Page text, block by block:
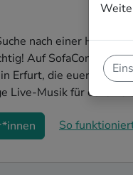
nach einer Hiphop
Auf SofaConcerts
Erfurt, die euer Fest
Live-Musik für eure
So